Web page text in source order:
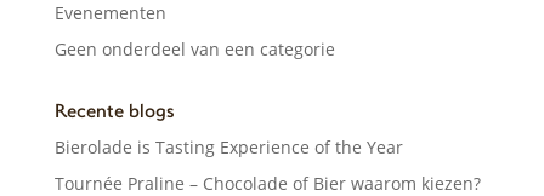
Evenementen
Geen onderdeel van een categorie
Recente blogs
Bierolade is Tasting Experience of the Year
Tournée Praline – Chocolade of Bier waarom kiezen?